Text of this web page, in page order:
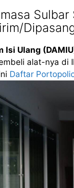
Isi Ulang
alat-nya di
Daftar